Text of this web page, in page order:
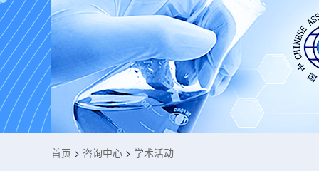
首页 > 咨询中心 > 学术活动